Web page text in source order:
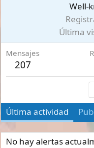
Well-
Última
Mensajes
207
Última actividad
No hay alertas